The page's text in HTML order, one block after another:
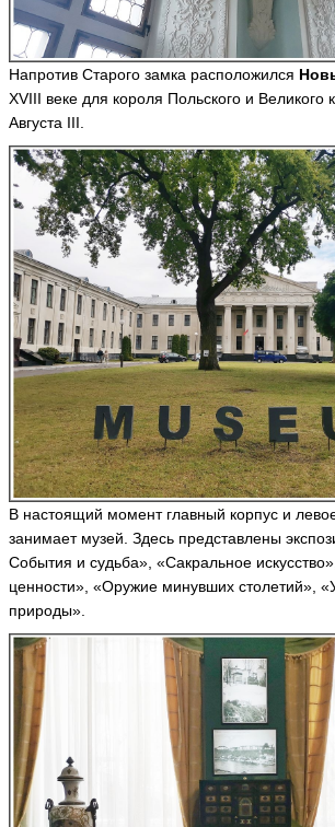
Напротив Старого замка расположился
XVIII веке для короля Польского и Великого
Августа III.
В настоящий момент главный корпус и
занимает музей. Здесь представлены
События и судьба», «Сакральное
ценности», «Оружие минувших столетий»,
природы».